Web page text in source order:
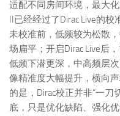
适配不同房间环境，最大
II已经经过了Dirac Live的校
未校准前，低频较为松散
场扁平；开启Dirac Live后
低频下潜更深，中高频层
像精准度大幅提升，横向
的是，Dirac校正并非“一刀
底，只是优化缺陷、强化